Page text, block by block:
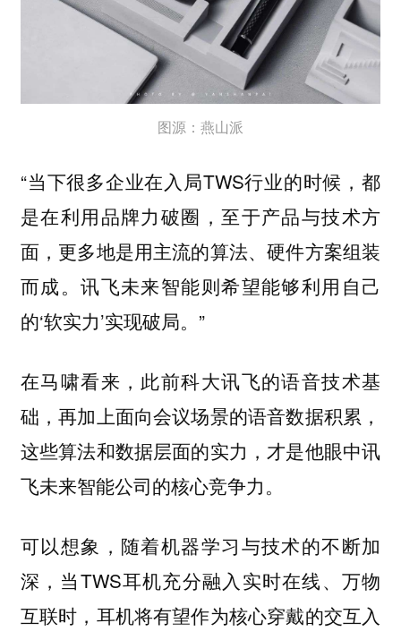
图源：燕山派
“当下很多企业在入局TWS行业的时候，都
是在利用品牌力破圈，至于产品与技术方
面，更多地是用主流的算法、硬件方案组装
而成。讯飞未来智能则希望能够利用自己
的‘软实力’实现破局。”
在马啸看来，此前科大讯飞的语音技术基
础，再加上面向会议场景的语音数据积累，
这些算法和数据层面的实力，才是他眼中讯
飞未来智能公司的核心竞争力。
可以想象，随着机器学习与技术的不断加
深，当TWS耳机充分融入实时在线、万物
互联时，耳机将有望作为核心穿戴的交互入